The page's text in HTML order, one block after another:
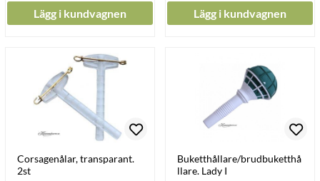
Lägg i kundvagnen Lägg i kundvagnen
Corsagenålar, transparant.
2st
Buketthållare/brudbuketthå
llare. Lady I